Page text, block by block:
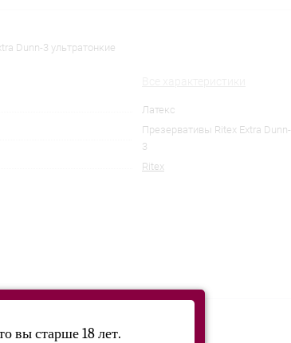
Dunn-3 ультратонкие
Латекс
Презервативы Ritex Extra Dunn-
3
Ritex
вы старше 18 лет.